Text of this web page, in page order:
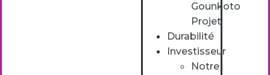
Gounkoto
Projet
Durabilité
Investisseur
Notre